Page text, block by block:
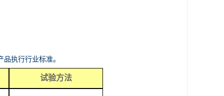
执行行业标准。
试验方法